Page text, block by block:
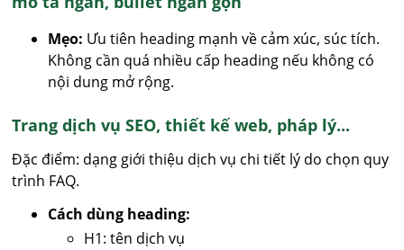
Mẹo: Ưu tiên heading mạnh về cảm xúc, súc tích.
Không cần quá nhiều cấp heading nếu không có
nội dung mở rộng.
Trang dịch vụ SEO, thiết kế web, pháp lý...
Đặc điểm: dạng giới thiệu dịch vụ chi tiết lý do chọn quy
trình FAQ.
Cách dùng heading:
H1: tên dịch vụ